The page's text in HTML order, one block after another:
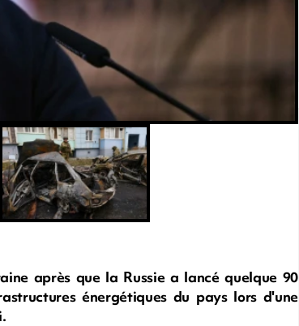
après que la Russie a lancé quelque 90
énergétiques du pays lors d'une